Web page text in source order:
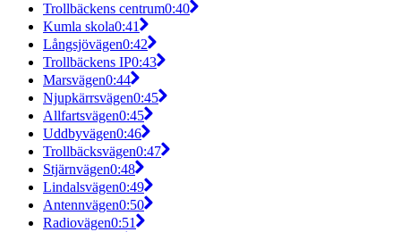
Trollbäckens centrum0:40
Kumla skola0:41
Långsjövägen0:42
Trollbäckens IP0:43
Marsvägen0:44
Njupkärrsvägen0:45
Allfartsvägen0:45
Uddbyvägen0:46
Trollbäcksvägen0:47
Stjärnvägen0:48
Lindalsvägen0:49
Antennvägen0:50
Radiovägen0:51